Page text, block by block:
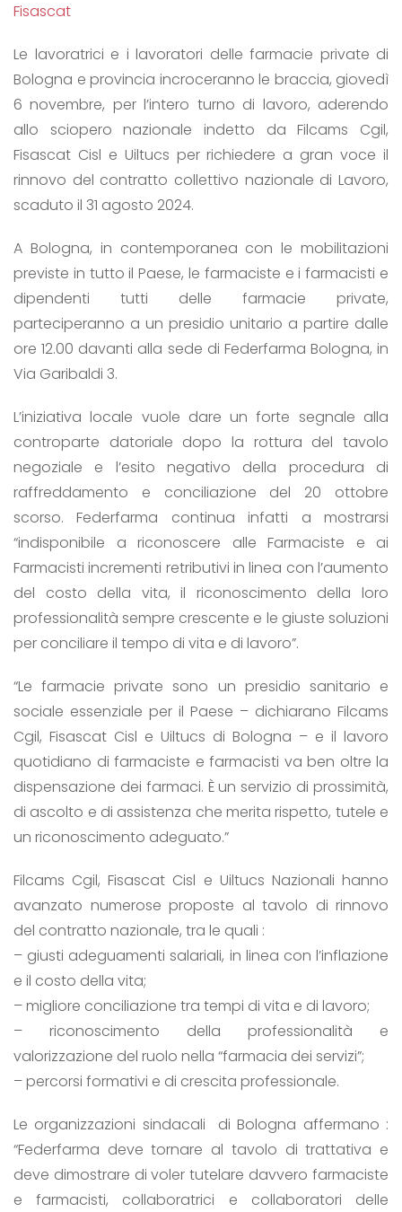
Fisascat
Le lavoratrici e i lavoratori delle farmacie private di
Bologna e provincia incroceranno le braccia, giovedì
6 novembre, per l’intero turno di lavoro, aderendo
allo sciopero nazionale indetto da Filcams Cgil,
Fisascat Cisl e Uiltucs per richiedere a gran voce il
rinnovo del contratto collettivo nazionale di Lavoro,
scaduto il 31 agosto 2024.
A Bologna, in contemporanea con le mobilitazioni
previste in tutto il Paese, le farmaciste e i farmacisti e
dipendenti tutti delle farmacie private,
parteciperanno a un presidio unitario a partire dalle
ore 12.00 davanti alla sede di Federfarma Bologna, in
Via Garibaldi 3.
L’iniziativa locale vuole dare un forte segnale alla
controparte datoriale dopo la rottura del tavolo
negoziale e l’esito negativo della procedura di
raffreddamento e conciliazione del 20 ottobre
scorso. Federfarma continua infatti a mostrarsi
“indisponibile a riconoscere alle Farmaciste e ai
Farmacisti incrementi retributivi in linea con l’aumento
del costo della vita, il riconoscimento della loro
professionalità sempre crescente e le giuste soluzioni
per conciliare il tempo di vita e di lavoro”.
“Le farmacie private sono un presidio sanitario e
sociale essenziale per il Paese – dichiarano Filcams
Cgil, Fisascat Cisl e Uiltucs di Bologna – e il lavoro
quotidiano di farmaciste e farmacisti va ben oltre la
dispensazione dei farmaci. È un servizio di prossimità,
di ascolto e di assistenza che merita rispetto, tutele e
un riconoscimento adeguato.”
Filcams Cgil, Fisascat Cisl e Uiltucs Nazionali hanno
avanzato numerose proposte al tavolo di rinnovo
del contratto nazionale, tra le quali :
– giusti adeguamenti salariali, in linea con l’inflazione
e il costo della vita;
– migliore conciliazione tra tempi di vita e di lavoro;
– riconoscimento della professionalità e
valorizzazione del ruolo nella “farmacia dei servizi”;
– percorsi formativi e di crescita professionale.
Le organizzazioni sindacali di Bologna affermano :
“Federfarma deve tornare al tavolo di trattativa e
deve dimostrare di voler tutelare davvero farmaciste
e farmacisti, collaboratrici e collaboratori delle